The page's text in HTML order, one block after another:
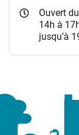
Ouvert
14h à
jusqu’à